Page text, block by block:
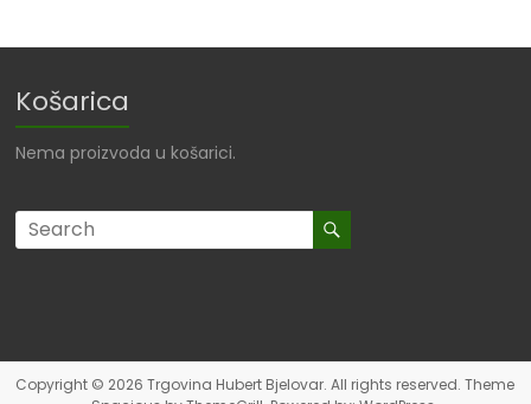
Košarica
Nema proizvoda u košarici.
Copyright © 2026Trgovina Hubert Bjelovar. All rights reserved. Theme